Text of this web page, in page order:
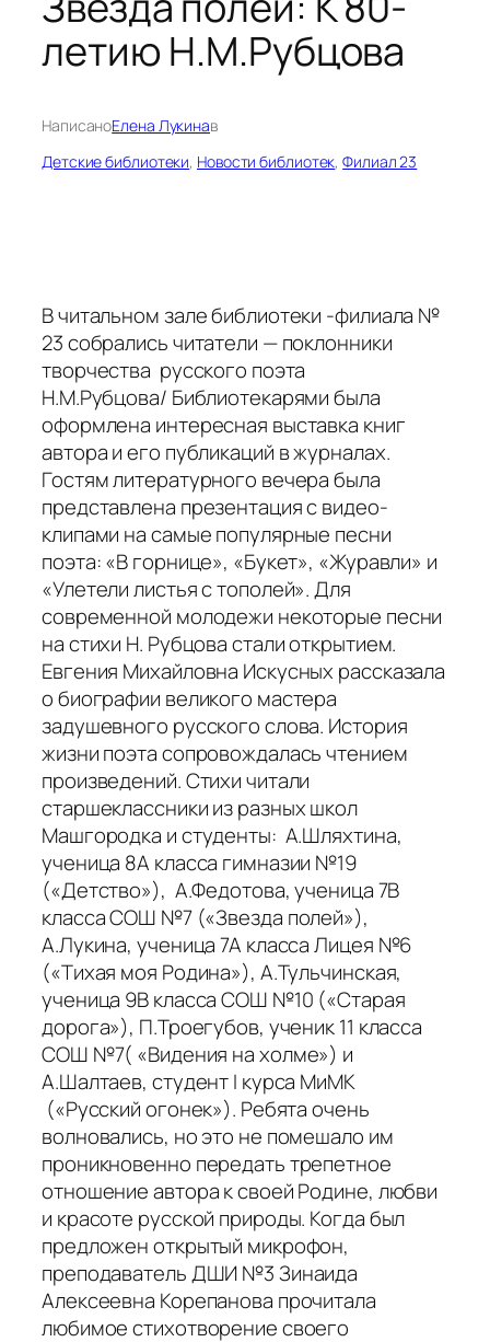
летию Н.М.Рубцова
НаписаноЕлена Лукинав
Детские библиотеки, Новости библиотек, Филиал 23
В читальном зале библиотеки -филиала №
23 собрались читатели — поклонники
творчества русского поэта
Н.М.Рубцова/ Библиотекарями была
оформлена интересная выставка книг
автора и его публикаций в журналах.
Гостям литературного вечера была
представлена презентация с видео-
клипами на самые популярные песни
поэта: «В горнице», «Букет», «Журавли» и
«Улетели листья с тополей». Для
современной молодежи некоторые песни
на стихи Н. Рубцова стали открытием.
Евгения Михайловна Искусных рассказала
о биографии великого мастера
задушевного русского слова. История
жизни поэта сопровождалась чтением
произведений. Стихи читали
старшеклассники из разных школ
Машгородка и студенты: А.Шляхтина,
ученица 8А класса гимназии №19
(«Детство»), А.Федотова, ученица 7В
класса СОШ №7 («Звезда полей»),
А.Лукина, ученица 7А класса Лицея №6
(«Тихая моя Родина»), А.Тульчинская,
ученица 9В класса СОШ №10 («Старая
дорога»), П.Троегубов, ученик 11 класса
СОШ №7( «Видения на холме») и
А.Шалтаев, студент I курса МиМК
(«Русский огонек»). Ребята очень
волновались, но это не помешало им
проникновенно передать трепетное
отношение автора к своей Родине, любви
и красоте русской природы. Когда был
предложен открытый микрофон,
преподаватель ДШИ №3 Зинаида
Алексеевна Корепанова прочитала
любимое стихотворение своего